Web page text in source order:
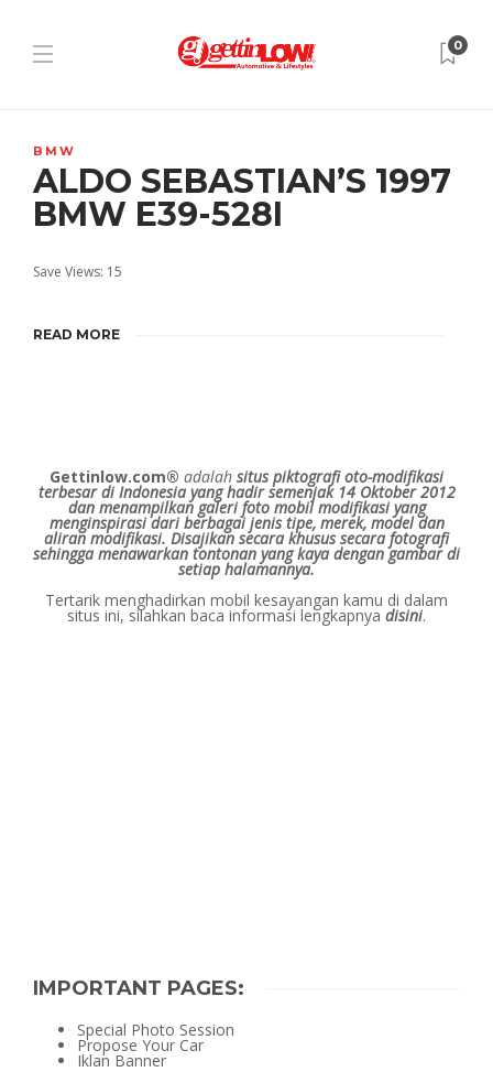
0
BMW
ALDO SEBASTIAN’S 1997
BMW E39-528I
Save Views: 15
READ MORE
Gettinlow.com® adalah situs piktografi oto-modifikasi
terbesar di Indonesia yang hadir semenjak 14 Oktober 2012
dan menampilkan galeri foto mobil modifikasi yang
menginspirasi dari berbagai jenis tipe, merek, model dan
aliran modifikasi. Disajikan secara khusus secara fotografi
sehingga menawarkan tontonan yang kaya dengan gambar di
setiap halamannya.
Tertarik menghadirkan mobil kesayangan kamu di dalam
situs ini, silahkan baca informasi lengkapnya disini.
IMPORTANT PAGES:
Special Photo Session
Propose Your Car
Iklan Banner